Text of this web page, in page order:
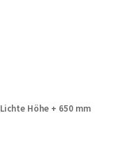
Lichte Höhe + 650 mm